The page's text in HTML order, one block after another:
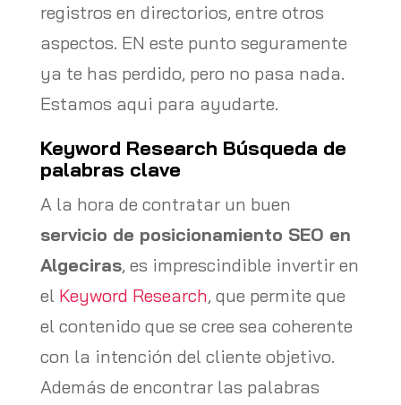
registros en directorios, entre otros
aspectos. EN este punto seguramente
ya te has perdido, pero no pasa nada.
Estamos aqui para ayudarte.
Keyword Research Búsqueda de
palabras clave
A la hora de contratar un buen
servicio de posicionamiento SEO en
Algeciras, es imprescindible invertir en
el Keyword Research, que permite que
el contenido que se cree sea coherente
con la intención del cliente objetivo.
Además de encontrar las palabras